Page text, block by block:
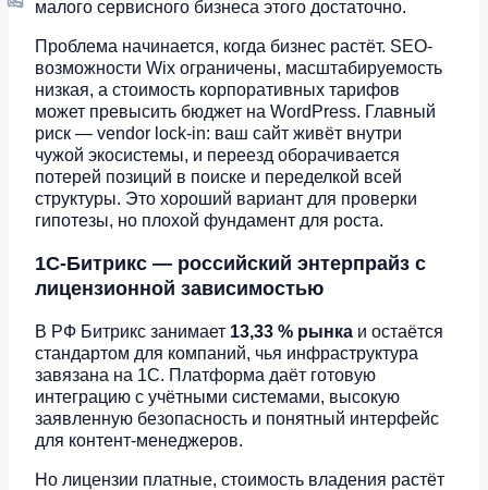
малого сервисного бизнеса этого достаточно.
Проблема начинается, когда бизнес растёт. SEO-
возможности Wix ограничены, масштабируемость
низкая, а стоимость корпоративных тарифов
может превысить бюджет на WordPress. Главный
риск — vendor lock-in: ваш сайт живёт внутри
чужой экосистемы, и переезд оборачивается
потерей позиций в поиске и переделкой всей
структуры. Это хороший вариант для проверки
гипотезы, но плохой фундамент для роста.
1С-Битрикс — российский энтерпрайз с
лицензионной зависимостью
В РФ Битрикс занимает 13,33 % рынка и остаётся
стандартом для компаний, чья инфраструктура
завязана на 1С. Платформа даёт готовую
интеграцию с учётными системами, высокую
заявленную безопасность и понятный интерфейс
для контент-менеджеров.
Но лицензии платные, стоимость владения растёт